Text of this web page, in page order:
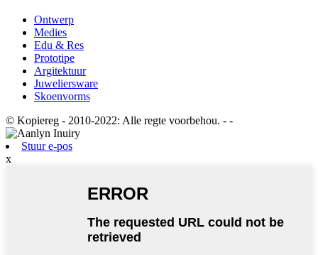
Ontwerp
Medies
Edu & Res
Prototipe
Argitektuur
Juweliersware
Skoenvorms
© Kopiereg - 2010-2022: Alle regte voorbehou. - -
Stuur e-pos
x